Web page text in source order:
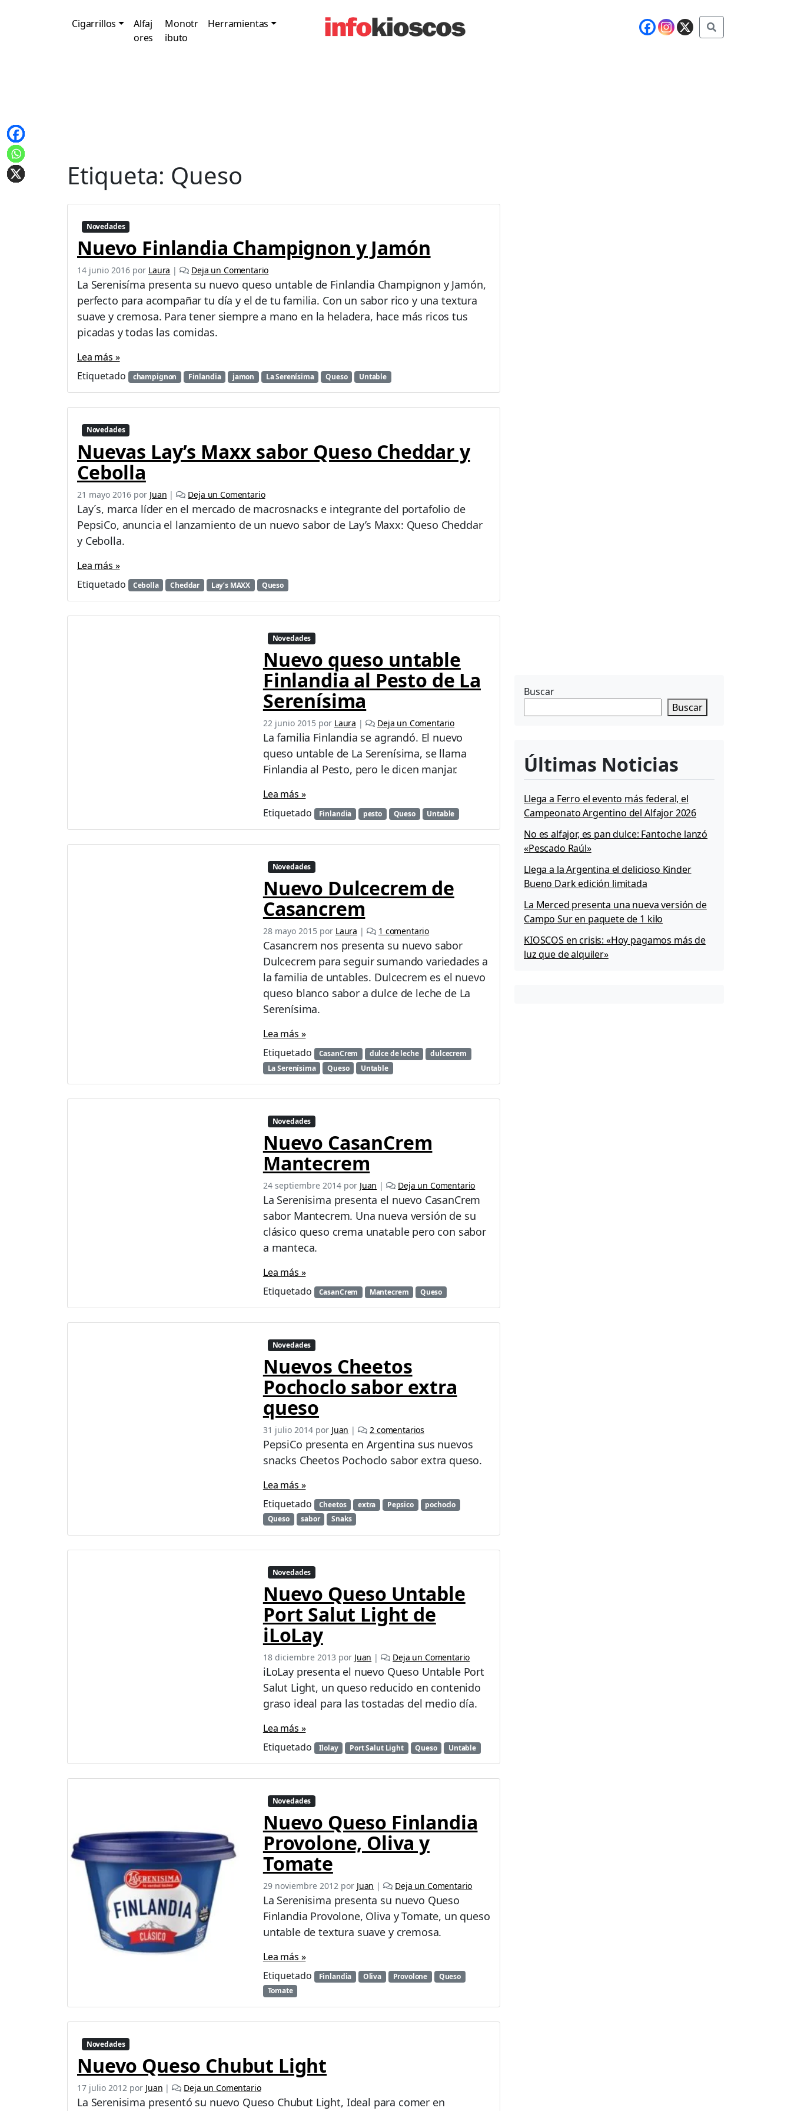
Cigarrillos
Alfaj
ores
Monotr
ibuto
Herramientas
Etiqueta: Queso
Novedades
Nuevo Finlandia Champignon y Jamón
14 junio 2016 por Laura | Deja un Comentario
La Serenisíma presenta su nuevo queso untable de Finlandia Champignon y Jamón,
perfecto para acompañar tu día y el de tu familia. Con un sabor rico y una textura
suave y cremosa. Para tener siempre a mano en la heladera, hace más ricos tus
picadas y todas las comidas.
Lea más »
Etiquetado
champignon Finlandia jamon La Serenísima Queso Untable
Novedades
Nuevas Lay’s Maxx sabor Queso Cheddar y
Cebolla
21 mayo 2016 por Juan | Deja un Comentario
Lay´s, marca líder en el mercado de macrosnacks e integrante del portafolio de
PepsiCo, anuncia el lanzamiento de un nuevo sabor de Lay’s Maxx: Queso Cheddar
y Cebolla.
Lea más »
Etiquetado
Cebolla Cheddar Lay’s MAXX Queso
Novedades
Nuevo queso untable
Finlandia al Pesto de La
Serenísima
22 junio 2015 por Laura | Deja un Comentario
La familia Finlandia se agrandó. El nuevo
queso untable de La Serenísima, se llama
Finlandia al Pesto, pero le dicen manjar.
Lea más »
Etiquetado
Finlandia pesto Queso Untable
Novedades
Nuevo Dulcecrem de
Casancrem
28 mayo 2015 por Laura | 1 comentarioe
n
u
e
v
c
e
e
C
a
n
c
e
Casancrem nos presenta su nuevo sabor
Dulcecrem para seguir sumando variedades a
la familia de untables. Dulcecrem es el nuevo
queso blanco sabor a dulce de leche de La
Serenísima.
Lea más »
Etiquetado
CasanCrem dulce de leche
dulcecrem
La Serenísima
Queso Untable
Novedades
Nuevo CasanCrem
Mantecrem
24 septiembre 2014por Juan | Deja un Comentario
La Serenisima presenta el nuevo CasanCrem
sabor Mantecrem. Una nueva versión de su
clásico queso crema unatable pero con sabor
a manteca.
Lea más »
Etiquetado
CasanCrem Mantecrem Queso
Novedades
Nuevos Cheetos
Pochoclo sabor extra
queso
31 julio 2014por Juan | 2 comentarios
n
u
o
e
o
s
P
o
o
c
l
o
o
r
a
u
o
PepsiCo presenta en Argentina sus nuevos
snacks Cheetos Pochoclo sabor extra queso.
Lea más »
Etiquetado
Cheetos extra Pepsico
pochoclo
Queso
sabor Snaks
Novedades
Nuevo Queso Untable
Port Salut Light de
iLoLay
18 diciembre 2013 por Juan | Deja un Comentario
iLoLay presenta el nuevo Queso Untable Port
Salut Light, un queso reducido en contenido
graso ideal para las tostadas del medio día.
Lea más »
Etiquetado
Ilolay Port Salut Light Queso Untable
Novedades
Nuevo Queso Finlandia
Provolone, Oliva y
Tomate
29 noviembre 2012por Juan | Deja un Comentario
La Serenisima presenta su nuevo Queso
Finlandia Provolone, Oliva y Tomate, un queso
untable de textura suave y cremosa.
Lea más »
Etiquetado
Finlandia Oliva Provolone
Queso
Tomate
Novedades
Nuevo Queso Chubut Light
17 julio 2012 por Juan | Deja un Comentario
La Serenisima presentó su nuevo Queso Chubut Light, Ideal para comer en
Buscar
Buscar
Últimas Noticias
Llega a Ferro el evento más federal, el
Campeonato Argentino del Alfajor 2026
No es alfajor, es pan dulce: Fantoche lanzó
«Pescado Raúl»
Llega a la Argentina el delicioso Kinder
Bueno Dark edición limitada
La Merced presenta una nueva versión de
Campo Sur en paquete de 1 kilo
KIOSCOS en crisis: «Hoy pagamos más de
luz que de alquiler»